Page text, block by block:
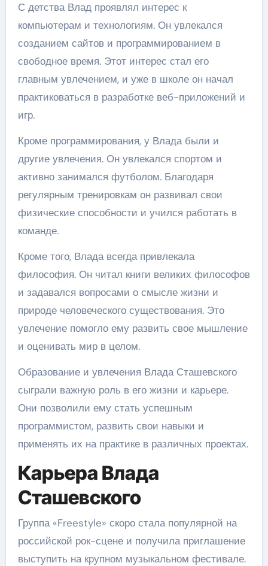
С детства Влад проявлял интерес к
компьютерам и технологиям. Он увлекался
созданием сайтов и программированием в
свободное время. Этот интерес стал его
главным увлечением, и уже в школе он начал
практиковаться в разработке веб-приложений и
игр.
Кроме программирования, у Влада были и
другие увлечения. Он увлекался спортом и
активно занимался футболом. Благодаря
регулярным тренировкам он развивал свои
физические способности и учился работать в
команде.
Кроме того, Влада всегда привлекала
философия. Он читал книги великих философов
и задавался вопросами о смысле жизни и
природе человеческого существования. Это
увлечение помогло ему развить свое мышление
и оценивать мир в целом.
Образование и увлечения Влада Сташевского
сыграли важную роль в его жизни и карьере.
Они позволили ему стать успешным
программистом, развить свои навыки и
применять их на практике в различных проектах.
Карьера Влада
Сташевского
Группа «Freestyle» скоро стала популярной на
российской рок-сцене и получила приглашение
выступить на крупном музыкальном фестивале.